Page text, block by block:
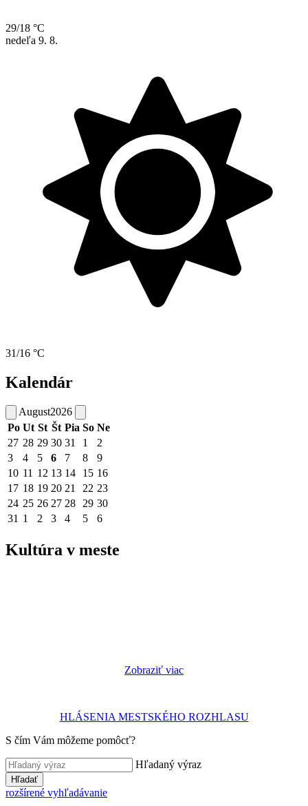
29/18 °C
nedeľa 9. 8.
31/16 °C
Kalendár
August2026
Po Ut St Št Pia So Ne
27 28 29 30 31 1
2
3
4 5 6 7 8
9
10 11 12 13 14 15 16
17 18 19 20 21 22 23
24 25 26 27 28 29 30
31 1 2 3 4 5 6
Kultúra v meste
Zobraziť viac
HLÁSENIA MESTSKÉHO ROZHLASU
S čím Vám môžeme pomôcť?
Hľadaný výraz
Hľadať
rozšírené vyhľadávanie